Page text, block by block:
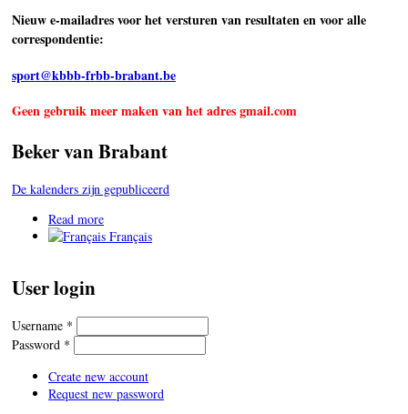
Nieuw e-mailadres voor het versturen van resultaten en voor alle
correspondentie:
sport@kbbb-frbb-brabant.be
Geen gebruik meer maken van het adres gmail.com
Beker van Brabant
De kalenders zijn gepubliceerd
Read more
Français
User login
Username *
Password *
Create new account
Request new password